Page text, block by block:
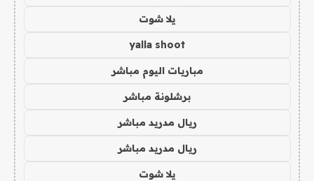
يلا شوت
yalla shoot
مباريات اليوم مباشر
برشلونة مباشر
ريال مدريد مباشر
ريال مدريد مباشر
يلا شوت